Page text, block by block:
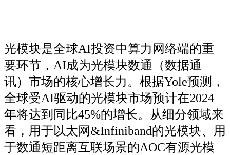
光模块是全球AI投资中算力网络端的重
要环节，AI成为光模块数通（数据通
讯）市场的核心增长力。根据Yole预测，
全球受AI驱动的光模块市场预计在2024
年将达到同比45%的增长。从细分领域来
看，用于以太网&Infiniband的光模块、用
于数通短距离互联场景的AOC有源光模